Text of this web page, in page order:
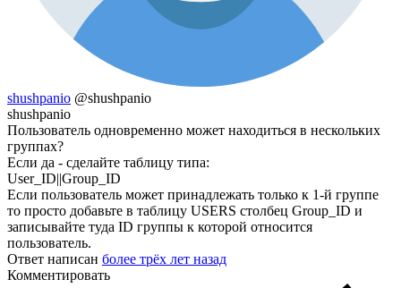
shushpanio @shushpanio
shushpanio
Пользователь одновременно может находиться в нескольких
группах?
Если да - сделайте таблицу типа:
User_ID||Group_ID
Если пользователь может принадлежать только к 1-й группе
то просто добавьте в таблицу USERS столбец Group_ID и
записывайте туда ID группы к которой относится
пользователь.
Ответ написан более трёх лет назад
Комментировать